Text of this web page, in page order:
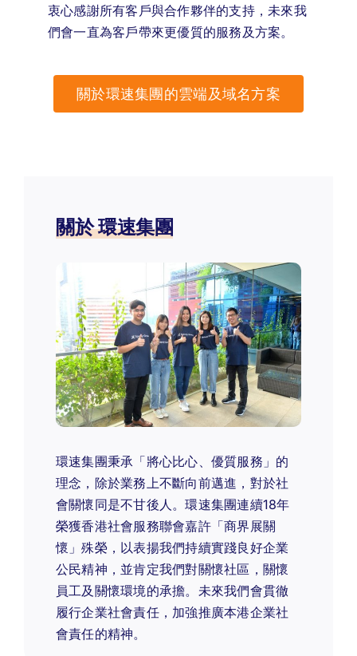
衷心感謝所有客戶與合作夥伴的支持，未來我
們會一直為客戶帶來更優質的服務及方案。
關於環速集團的雲端及域名方案
關於 環速集團
環速集團秉承「將心比心、優質服務」的
理念，除於業務上不斷向前邁進，對於社
會關懷同是不甘後人。環速集團連續18年
榮獲香港社會服務聯會嘉許「商界展關
懷」殊榮，以表揚我們持續實踐良好企業
公民精神，並肯定我們對關懷社區，關懷
員工及關懷環境的承擔。未來我們會貫徹
履行企業社會責任，加強推廣本港企業社
會責任的精神。